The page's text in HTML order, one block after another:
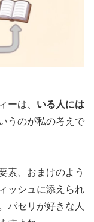
ーは、 いる人には
うのが私の考えで
素、おまけのよう
ッシュに添えられ
パセリが好きな人